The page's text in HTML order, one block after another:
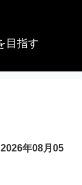
目指す
2026年08月05